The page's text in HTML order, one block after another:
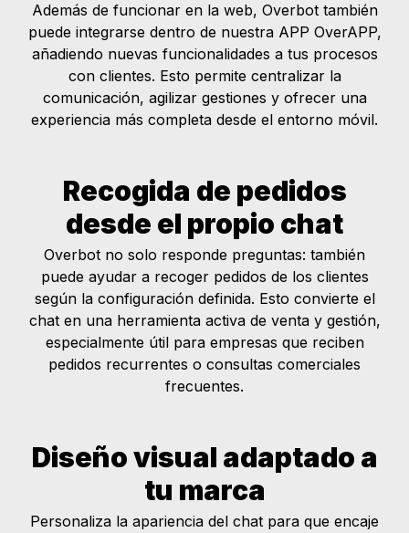
Además de funcionar en la web, Overbot también
puede integrarse dentro de nuestra APP OverAPP,
añadiendo nuevas funcionalidades a tus procesos
con clientes. Esto permite centralizar la
comunicación, agilizar gestiones y ofrecer una
experiencia más completa desde el entorno móvil.
Recogida de pedidos
desde el propio chat
Overbot no solo responde preguntas: también
puede ayudar a recoger pedidos de los clientes
según la configuración definida. Esto convierte el
chat en una herramienta activa de venta y gestión,
especialmente útil para empresas que reciben
pedidos recurrentes o consultas comerciales
frecuentes.
Diseño visual adaptado a
tu marca
Personaliza la apariencia del chat para que encaje